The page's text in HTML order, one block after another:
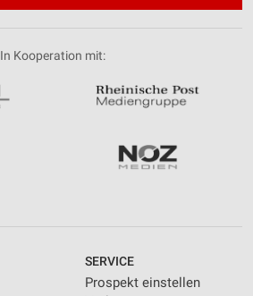
In Kooperation mit:
SERVICE
Prospekt einstellen